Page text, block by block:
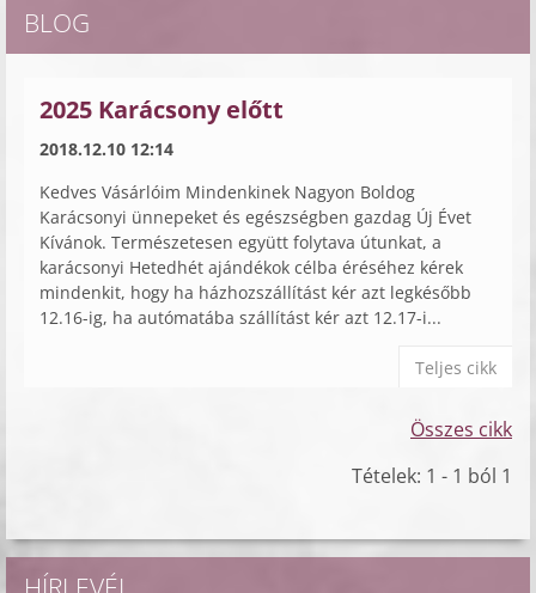
BLOG
2025 Karácsony előtt
2018.12.10 12:14
Kedves Vásárlóim Mindenkinek Nagyon Boldog
Karácsonyi ünnepeket és egészségben gazdag Új Évet
Kívánok. Természetesen együtt folytava útunkat, a
karácsonyi Hetedhét ajándékok célba éréséhez kérek
mindenkit, hogy ha házhozszállítást kér azt legkésőbb
12.16-ig, ha autómatába szállítást kér azt 12.17-i...
Teljes cikk
Összes cikk
Tételek: 1 - 1 ból 1